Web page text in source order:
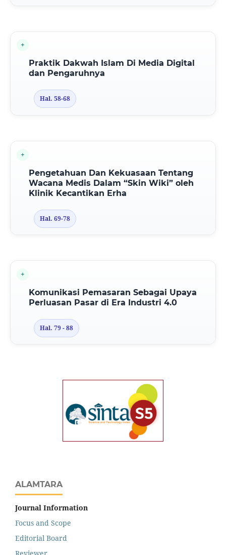
Praktik Dakwah Islam Di Media Digital
dan Pengaruhnya
Hal. 58-68
Pengetahuan Dan Kekuasaan Tentang
Wacana Medis Dalam “Skin Wiki” oleh
Klinik Kecantikan Erha
Hal. 69-78
Komunikasi Pemasaran Sebagai Upaya
Perluasan Pasar di Era Industri 4.0
Hal. 79 - 88
ALAMTARA
Journal Information
Focus and Scope
Editorial Board